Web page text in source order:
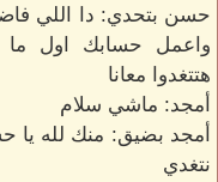
حسن بتحدي: دا اللي
واعمل حسابك اول ما
هتتغدوا معانا
أمجد: ماشي سلام
أمجد بضيق: منك لله يا
نتغدي